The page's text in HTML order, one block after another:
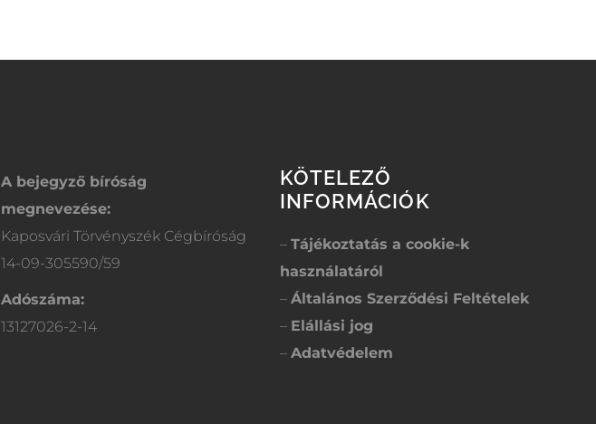
A bejegyző bíróság
megnevezése:
Kaposvári Törvényszék Cégbíróság
14-09-305590/59
Adószáma:
13127026-2-14
KÖTELEZŐ
INFORMÁCIÓK
– Tájékoztatás a cookie-k
használatáról
– Általános Szerződési Feltételek
– Elállási jog
– Adatvédelem